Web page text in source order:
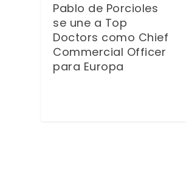
Pablo de Porcioles
se une a Top
Doctors como Chief
Commercial Officer
para Europa